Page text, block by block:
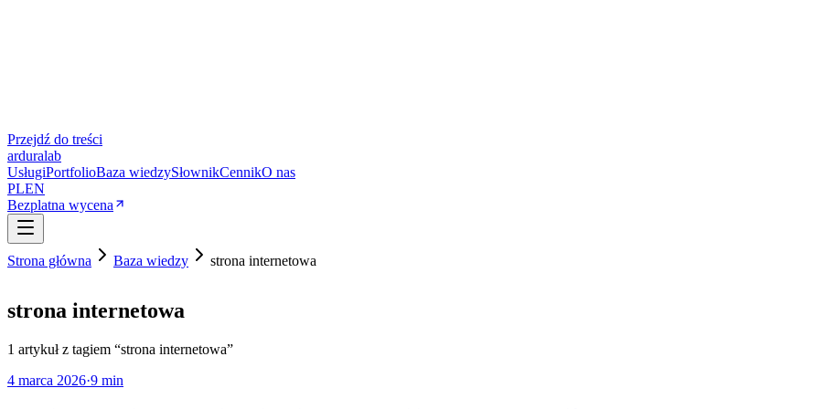
Przejdź do treści
arduralab
UsługiPortfolioBaza wiedzySłownikCennikO nas
PLEN
Bezplatna wycena
Strona główna Baza wiedzy strona internetowa
strona internetowa
1 artykułz tagiem “strona internetowa”
4 marca 2026·9 min